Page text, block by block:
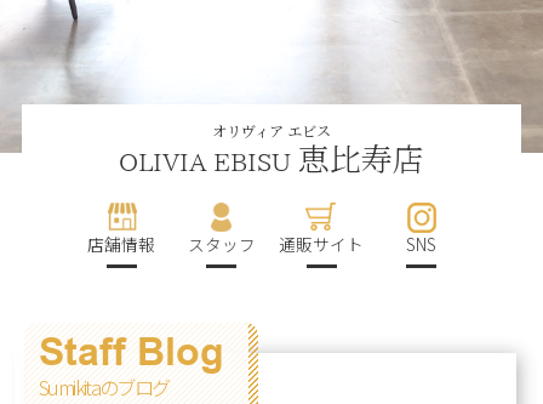
オリヴィア エビス
OLIVIA EBISU 恵比寿店
店舗情報 スタッフ 通販サイト SNS
Staff Blog
Sumikitaのブログ